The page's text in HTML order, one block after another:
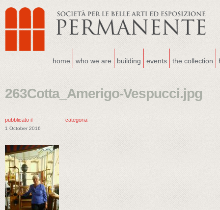
home who we are building events the collection
263Cotta_Amerigo-Vespucci.jpg
pubblicato il
1 October 2016
categoria